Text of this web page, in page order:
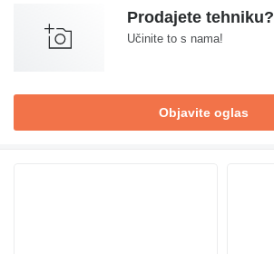
Prodajete tehniku?
Učinite to s nama!
Objavite oglas